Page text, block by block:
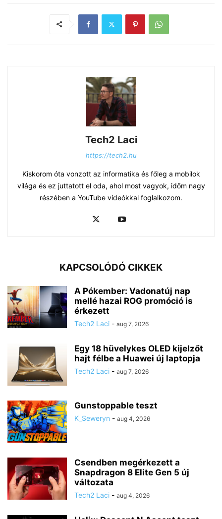
Tech2 Laci
https://tech2.hu
Kiskorom óta vonzott az informatika és főleg a mobilok
világa és ez juttatott el oda, ahol most vagyok, időm nagy
részében a YouTube videókkal foglalkozom.
KAPCSOLÓDÓ CIKKEK
A Pókember: Vadonatúj nap
mellé hazai ROG promóció is
érkezett
Tech2 Laci - aug 7, 2026
Egy 18 hüvelykes OLED kijelzőt
hajt félbe a Huawei új laptopja
Tech2 Laci - aug 7, 2026
Gunstoppable teszt
K_Seweryn - aug 4, 2026
Csendben megérkezett a
Snapdragon 8 Elite Gen 5 új
változata
Tech2 Laci - aug 4, 2026